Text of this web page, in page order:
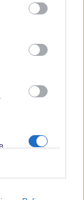
Schau regelmäßig
für
von "The Walt
sowie